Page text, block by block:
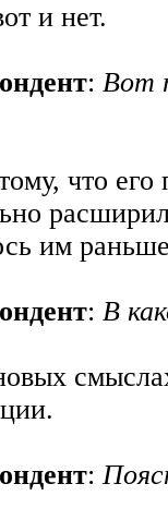
и нет.
: Вот
что
им
: В
: